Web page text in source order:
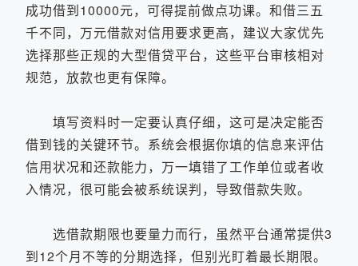
成功借到10000元，可得提前做点功课。和借三五
千不同，万元借款对信用要求更高，建议大家优先
选择那些正规的大型借贷平台，这些平台审核相对
规范，放款也更有保障。
填写资料时一定要认真仔细，这可是决定能否
借到钱的关键环节。系统会根据你填的信息来评估
信用状况和还款能力，万一填错了工作单位或者收
入情况，很可能会被系统误判，导致借款失败。
选借款期限也要量力而行，虽然平台通常提供3
到12个月不等的分期选择，但别光盯着最长期限。